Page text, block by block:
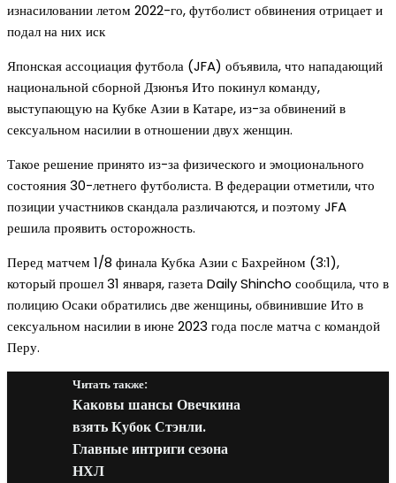
изнасиловании летом 2022-го, футболист обвинения отрицает и
подал на них иск
Японская ассоциация футбола (JFA) объявила, что нападающий
национальной сборной Дзюнъя Ито покинул команду,
выступающую на Кубке Азии в Катаре, из-за обвинений в
сексуальном насилии в отношении двух женщин.
Такое решение принято из-за физического и эмоционального
состояния 30-летнего футболиста. В федерации отметили, что
позиции участников скандала различаются, и поэтому JFA
решила проявить осторожность.
Перед матчем 1/8 финала Кубка Азии с Бахрейном (3:1),
который прошел 31 января, газета Daily Shincho сообщила, что в
полицию Осаки обратились две женщины, обвинившие Ито в
сексуальном насилии в июне 2023 года после матча с командой
Перу.
Читать также:
Каковы шансы Овечкина
взять Кубок Стэнли.
Главные интриги сезона
НХЛ